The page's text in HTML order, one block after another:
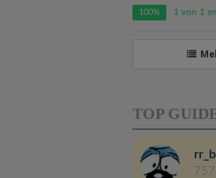
100% 1 von 1
TOP